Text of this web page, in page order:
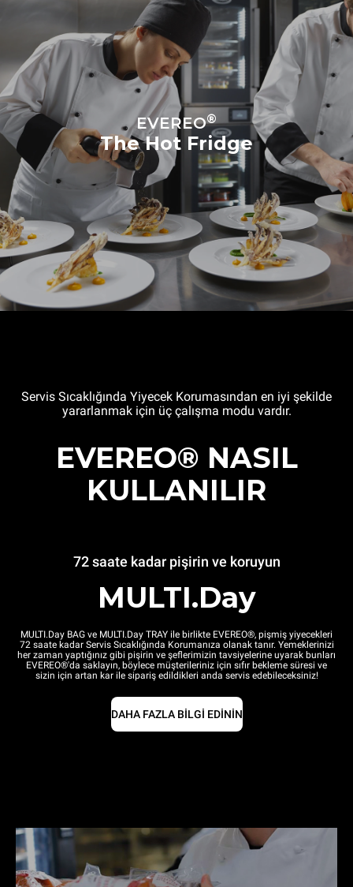
EVEREO®
The Hot Fridge
Servis Sıcaklığında Yiyecek Korumasından en iyi şekilde
yararlanmak için üç çalışma modu vardır.
EVEREO® NASIL
KULLANILIR
72 saate kadar pişirin ve koruyun
MULTI.Day
MULTI.Day BAG ve MULTI.Day TRAY ile birlikte EVEREO®, pişmiş yiyecekleri
72 saate kadar Servis Sıcaklığında Korumanıza olanak tanır. Yemeklerinizi
her zaman yaptığınız gibi pişirin ve şeflerimizin tavsiyelerine uyarak bunları
EVEREO®'da saklayın, böylece müşterileriniz için sıfır bekleme süresi ve
sizin için artan kar ile sipariş edildikleri anda servis edebileceksiniz!
DAHA FAZLA BİLGİ EDİNİN